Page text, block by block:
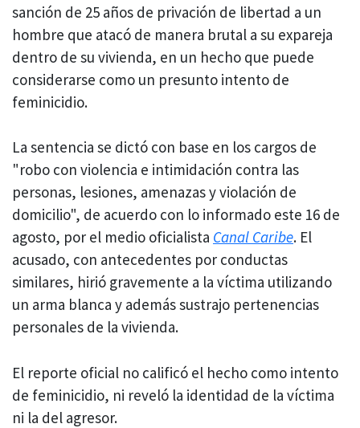
sanción de 25 años de privación de libertad a un
hombre que atacó de manera brutal a su expareja
dentro de su vivienda, en un hecho que puede
considerarse como un presunto intento de
feminicidio.
La sentencia se dictó con base en los cargos de
"robo con violencia e intimidación contra las
personas, lesiones, amenazas y violación de
domicilio", de acuerdo con lo informado este 16 de
agosto, por el medio oficialista Canal Caribe. El
acusado, con antecedentes por conductas
similares, hirió gravemente a la víctima utilizando
un arma blanca y además sustrajo pertenencias
personales de la vivienda.
El reporte oficial no calificó el hecho como intento
de feminicidio, ni reveló la identidad de la víctima
ni la del agresor.